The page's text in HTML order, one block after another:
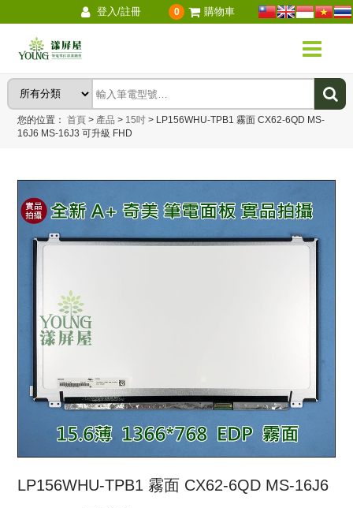
登入/註冊 0 購物車
您的位置：首頁 > 產品 > 15吋 > LP156WHU-TPB1 霧面 CX62-6QD MS-
16J6 MS-16J3 可升級 FHD
LP156WHU-TPB1 霧面 CX62-6QD MS-16J6